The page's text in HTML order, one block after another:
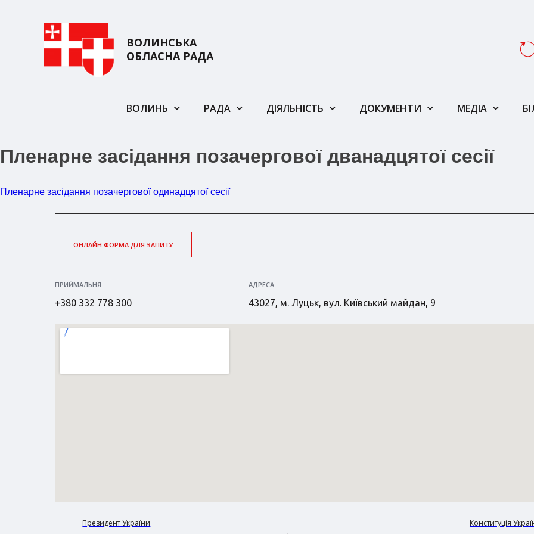
ВОЛИНСЬКА
ОБЛАСНА РАДА
ВОЛИНЬ РАДА ДІЯЛЬНІСТЬ ДОКУМЕНТИ МЕДІА
Пленарне засідання позачергової дванадцятої сесії
Пленарне засідання позачергової одинадцятої сесії
ОНЛАЙН ФОРМА ДЛЯ ЗАПИТУ
ПРИЙМАЛЬНЯ
+380 332 778 300
АДРЕСА
43027, м. Луцьк, вул. Київський майдан, 9
Президент України
Конституція